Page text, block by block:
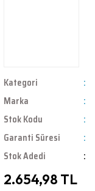
Kategori
Marka
Stok Kodu
Garanti Süresi
Stok Adedi
2.654,98 TL